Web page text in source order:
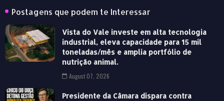
Postagens que podem te Interessar
Vista do Vale investe em alta tecnologia
industrial, eleva capacidade para 15 mil
toneladas/mês e amplia portfólio de
nutrição animal.
August 07, 2026
Presidente da Câmara dispara contra